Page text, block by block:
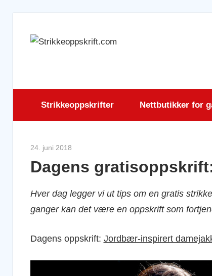
Strikkeoppskrifter Nettbutikker for
24. juni 2018
Dagens
Hver dag legger vi ut tips om en gratis
ganger kan det være en oppskrift som
Dagens oppskrift: Jordbær-inspirert